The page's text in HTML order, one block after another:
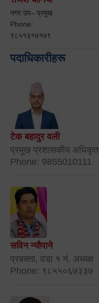
नगर उप– प्रमुख
Phone:
९८५१३१७१७९
पदाधिकारीहरू
टेक बहादुर वली
प्रमुख प्रशासकीय अधिकृत
Phone: 9855010111
सविन न्यौपाने
प्रबक्ता, वडा १ नं. अध्यक्ष
Phone: ९८५५०६७३३७